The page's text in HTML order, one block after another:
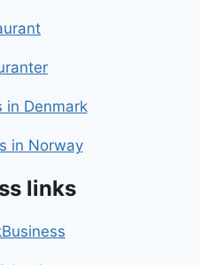
in Denmark
in Norway
links